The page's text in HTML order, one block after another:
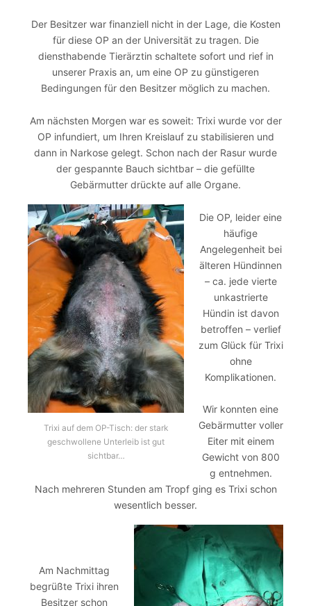
Der Besitzer war finanziell nicht in der Lage, die Kosten
für diese OP an der Universität zu tragen. Die
diensthabende Tierärztin schaltete sofort und rief in
unserer Praxis an, um eine OP zu günstigeren
Bedingungen für den Besitzer möglich zu machen.
Am nächsten Morgen war es soweit: Trixi wurde vor der
OP infundiert, um Ihren Kreislauf zu stabilisieren und
dann in Narkose gelegt. Schon nach der Rasur wurde
der gespannte Bauch sichtbar – die gefüllte
Gebärmutter drückte auf alle Organe.
Trixi auf dem OP-Tisch: der stark
geschwollene Unterleib ist gut
sichtbar…
Die OP, leider eine
häufige
Angelegenheit bei
älteren Hündinnen
– ca. jede vierte
unkastrierte
Hündin ist davon
betroffen – verlief
zum Glück für Trixi
ohne
Komplikationen.
Wir konnten eine
Gebärmutter voller
Eiter mit einem
Gewicht von 800
g entnehmen.
Nach mehreren Stunden am Tropf ging es Trixi schon
wesentlich besser.
Am Nachmittag
begrüßte Trixi ihren
Besitzer schon